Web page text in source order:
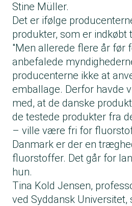
Stine Müller.
Det er ifølge
produkter, som er indkøbt
"Men allerede flere år før
anbefalede
producenterne ikke at
emballage. Derfor havde
med, at de danske
de testede produkter fra
– ville være fri for
Danmark er der en
fluorstoffer. Det går for
hun.
Tina Kold Jensen,
ved Syddansk Universitet,